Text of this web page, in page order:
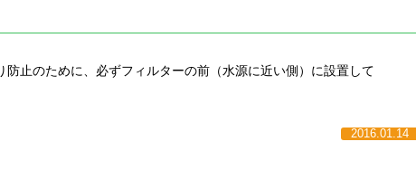
防止のために、必ずフィルターの前（水源に近い側）に設置して
2016.01.14